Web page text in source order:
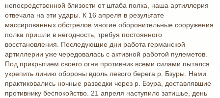
непосредственной близости от штаба полка, наша артиллерия
отвечала на эти удары. К 16 апреля в результате
массированных обстрелов многие оборонительные сооружения
полка пришли в негодность, требуя постоянного
восстановления. Последующие дни работа германской
артиллерии уже чередовалась с активной работой пулеметов.
Под прикрытием своего огня противник всеми силами пытался
укрепить линию обороны вдоль левого берега р. Бзуры. Нами
практиковались ночные разведки через р. Бзура, доставлявшие
противнику беспокойство. 21 апреля наступило затишье, день